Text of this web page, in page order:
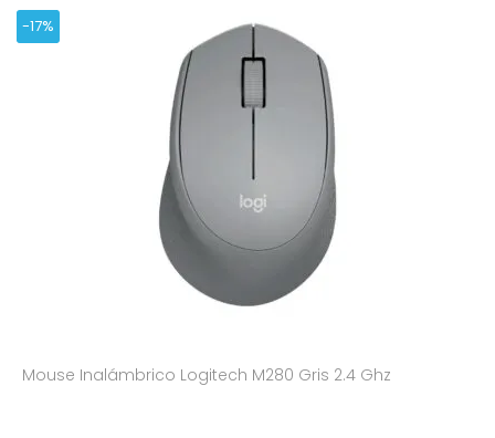
-17%
Mouse Inalámbrico Logitech M280 Gris 2.4 Ghz